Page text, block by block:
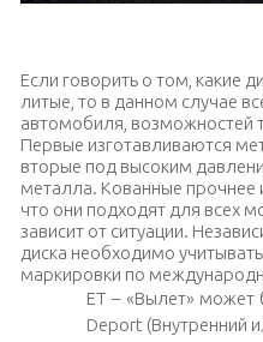
Если говорить о том, какие
литые, то в данном случае
автомобиля, возможностей
Первые изготавливаются
вторые под высоким
металла. Кованные прочнее
что они подходят для всех
зависит от ситуации.
диска необходимо
маркировки по
ET – «Вылет» может
Deport (Внутренний